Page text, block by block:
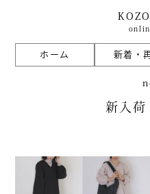
カテゴリから探
キッチン食卓
ホーム 新着・
新入荷